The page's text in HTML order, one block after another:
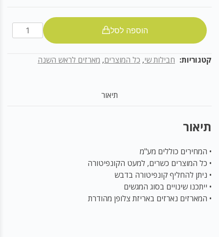
הוספה לסל
המתוק
והטהור
104
קטגוריות: חבילות שי, כל המוצרים, מארזים לראש השנה
תיאור
תיאור
• המחירים כוללים מע"מ
• כל המוצרים כשרים, למעט הקונפיטורה
• ניתן להחליף קונפיטורה בדבש
• ייתכנו שינויים בסוג המגשים
• המארזים נארזים באריזת צלופן מהודרת